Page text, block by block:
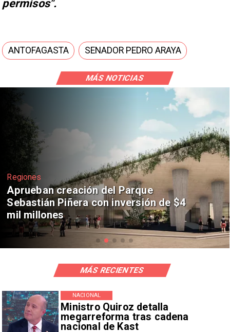
MÁS NOTICIAS
permisos".
ANTOFAGASTA SENADOR PEDRO ARAYA
Regiones
Aprueban creación del Parque
Sebastián Piñera con inversión de $4
mil millones
Ministro Quiroz detalla
megarreforma tras cadena
nacional de Kast
NACIONAL
MÁS RECIENTES